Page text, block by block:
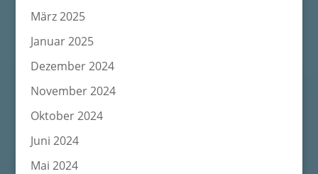
März 2025
Januar 2025
Dezember 2024
November 2024
Oktober 2024
Juni 2024
Mai 2024